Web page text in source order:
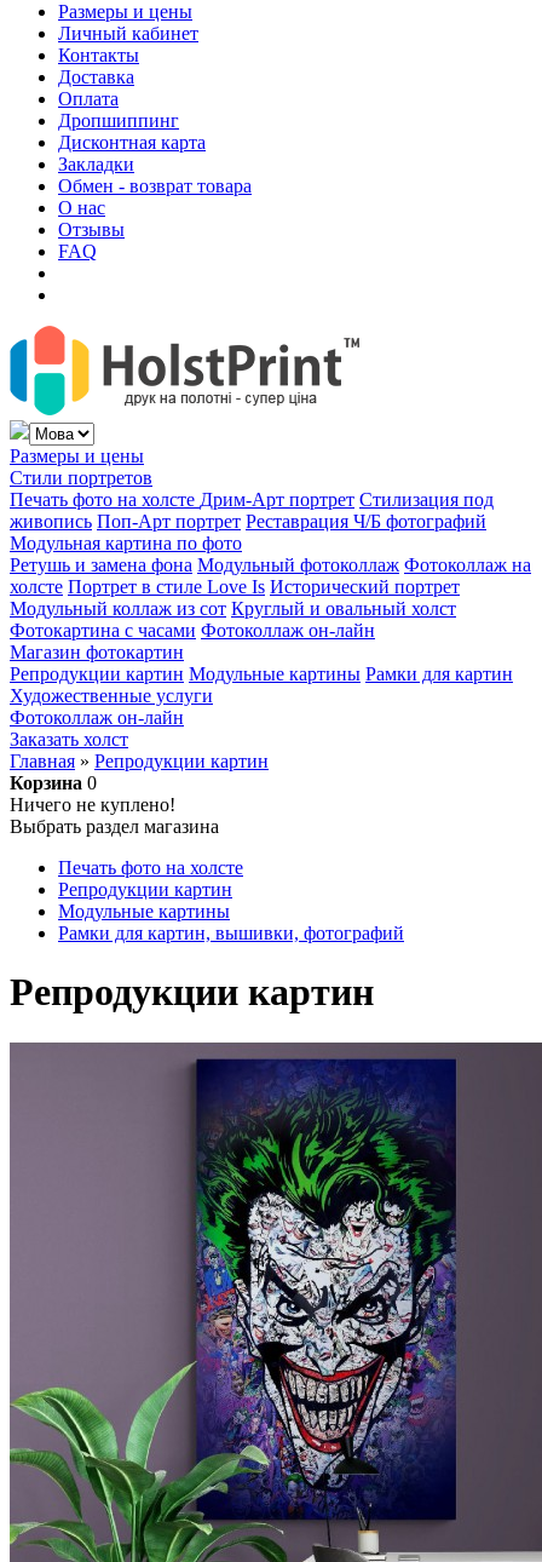
Размеры и цены
Личный кабинет
Контакты
Доставка
Оплата
Дропшиппинг
Дисконтная карта
Закладки
Обмен - возврат товара
О нас
Отзывы
FAQ
Размеры и цены
Стили портретов
Печать фото на холсте Дрим-Арт портрет Стилизация под
живопись Поп-Арт портрет Реставрация Ч/Б фотографий
Модульная картина по фото
Ретушь и замена фона Модульный фотоколлаж Фотоколлаж на
холсте Портрет в стиле Love Is Исторический портрет
Модульный коллаж из сот Круглый и овальный холст
Фотокартина с часами Фотоколлаж он-лайн
Магазин фотокартин
Репродукции картин Модульные картины Рамки для картин
Художественные услуги
Фотоколлаж он-лайн
Заказать холст
Главная » Репродукции картин
Корзина 0
Ничего не куплено!
Выбрать раздел магазина
Печать фото на холсте
Репродукции картин
Модульные картины
Рамки для картин, вышивки, фотографий
Репродукции картин